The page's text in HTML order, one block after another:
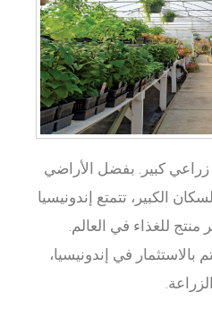
كبير. بفضل الأراضي
الكبير، تتمتع إندونيسيا
منتج للغذاء في العالم.
في إندونيسيا،